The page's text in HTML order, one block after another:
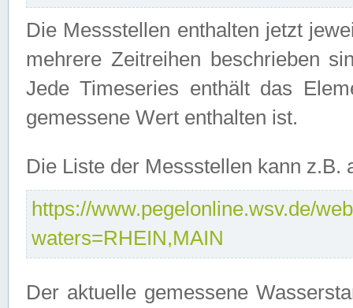
Die Messstellen enthalten jetzt
mehrere Zeitreihen beschrieben
Jede Timeseries enthält das
gemessene Wert enthalten ist.
Die Liste der Messstellen kann
https://www.pegelonline.wsv.de/
waters=RHEIN,MAIN
Der aktuelle gemessene